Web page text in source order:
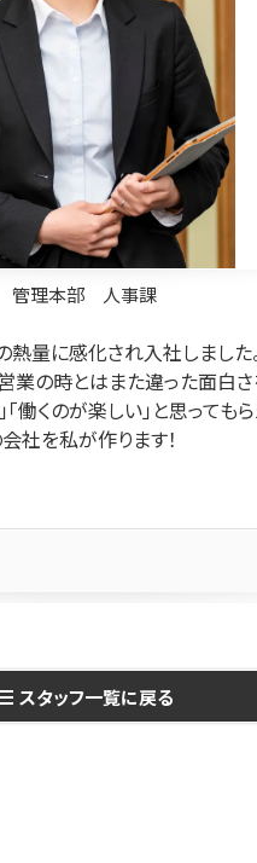
管理本部 人事課
熱量に感化され入社しました
の時とはまた違った面白さ
働くのが楽しい」と思っても
社を私が作ります！
スタッフ一覧に戻る